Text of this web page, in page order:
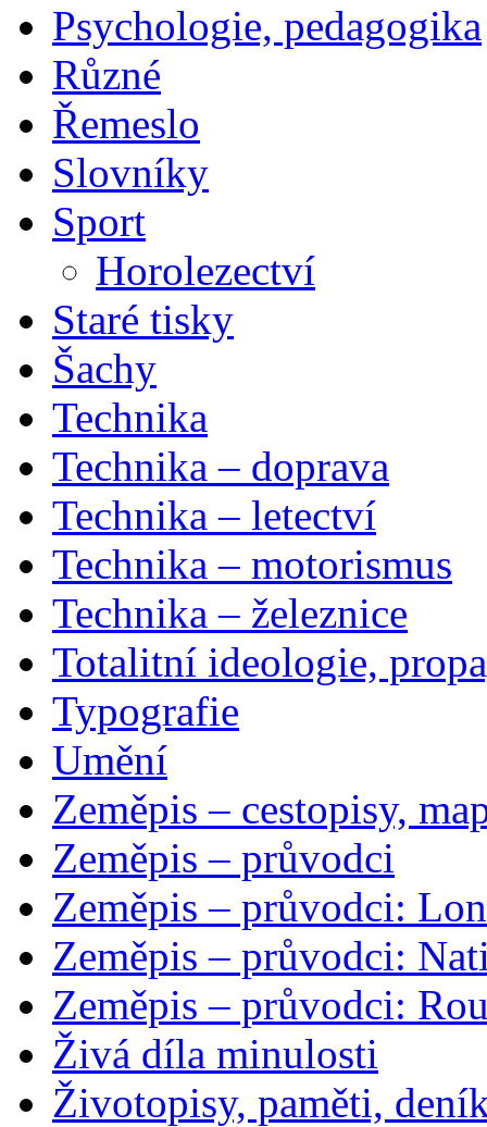
Psychologie, pedagogika
Různé
Řemeslo
Slovníky
Sport
Horolezectví
Staré tisky
Šachy
Technika
Technika – doprava
Technika – letectví
Technika – motorismus
Technika – železnice
Totalitní ideologie,
Typografie
Umění
Zeměpis – cestopisy,
Zeměpis – průvodci
Zeměpis – průvodci:
Zeměpis – průvodci:
Zeměpis – průvodci:
Živá díla minulosti
Životopisy, paměti,